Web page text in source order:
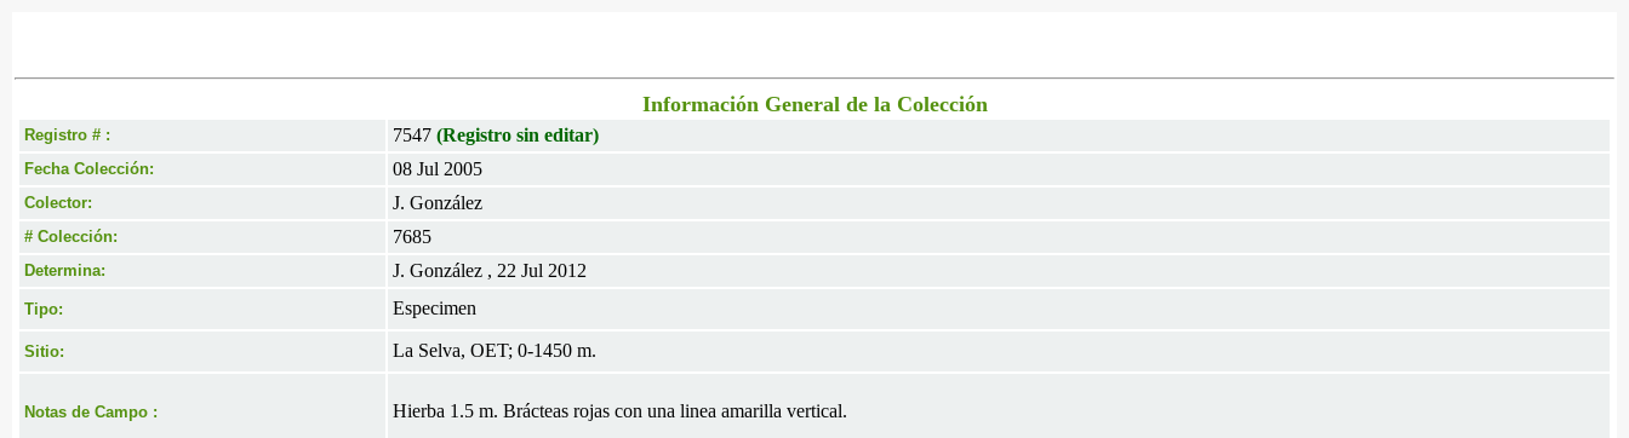
Información General de la Colección
Registro # : 7547 (Registro sin editar)
Fecha Colección: 08 Jul 2005
Colector: J. González
# Colección: 7685
Determina: J. González , 22 Jul 2012
Tipo: Especimen
Sitio: La Selva, OET; 0-1450 m.
Notas de Campo : Hierba 1.5 m. Brácteas rojas con una linea amarilla vertical.